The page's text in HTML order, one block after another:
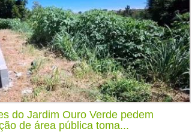
do Jardim Ouro Verde pedem
de área pública toma...